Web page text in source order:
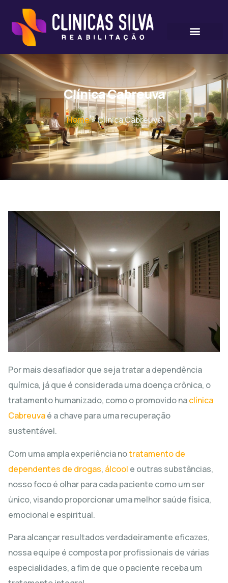
Clínica Cabreuva
Home»Clínica Cabreuva
Por mais desafiador que seja tratar a dependência
química, já que é considerada uma doença crônica, o
tratamento humanizado, como o promovido naclínica
Cabreuvaé a chave para uma recuperação
sustentável.
Com uma ampla experiência notratamento de
dependentes de drogas, álcool e outras substâncias,
nosso foco é olhar para cada paciente como um ser
único, visando proporcionar uma melhor saúde física,
emocional e espiritual.
Para alcançar resultados verdadeiramente eficazes,
nossa equipe é composta por profissionais de várias
especialidades, a fim de que o paciente receba um